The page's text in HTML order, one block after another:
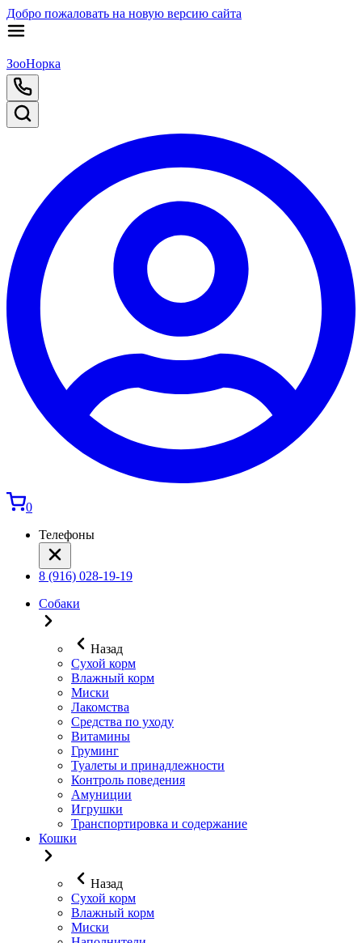
Добро пожаловать на новую версию сайта
ЗооНорка
0
Телефоны
8 (916) 028-19-19
Собаки
Назад
Сухой корм
Влажный корм
Миски
Лакомства
Средства по уходу
Витамины
Груминг
Туалеты и принадлежности
Контроль поведения
Амуниции
Игрушки
Транспортировка и содержание
Кошки
Назад
Сухой корм
Влажный корм
Миски